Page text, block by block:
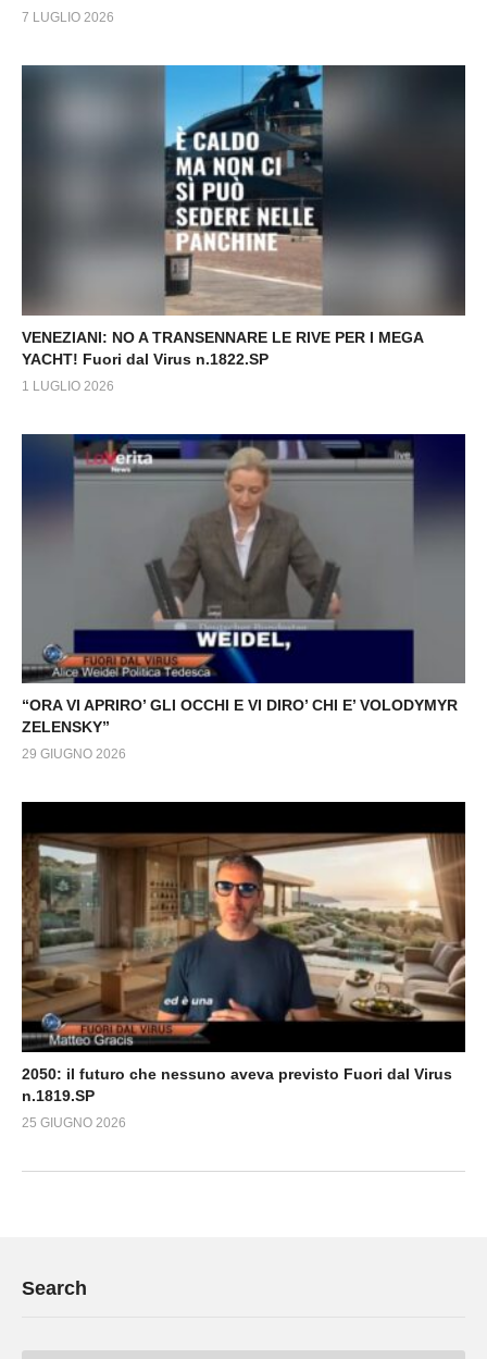
7 LUGLIO 2026
VENEZIANI: NO A TRANSENNARE LE RIVE PER I MEGA
YACHT! Fuori dal Virus n.1822.SP
1 LUGLIO 2026
“ORA VI APRIRO’ GLI OCCHI E VI DIRO’ CHI E’ VOLODYMYR
ZELENSKY”
29 GIUGNO 2026
2050: il futuro che nessuno aveva previsto Fuori dal Virus
n.1819.SP
25 GIUGNO 2026
Search